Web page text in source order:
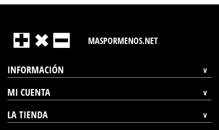
MASPORMENOS.NET
INFORMACIÓN
MI CUENTA
LA TIENDA